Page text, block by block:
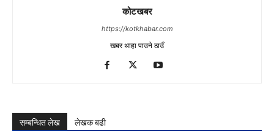
कोटखबर
https://kotkhabar.com
खबर थाहा पाउने ठाउँ
सम्बन्धित लेख लेखक बढी